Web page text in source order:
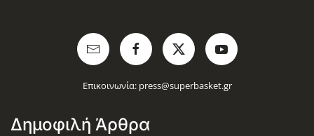
Επικοινωνία: press@superbasket.gr
Δημοφιλή Άρθρα